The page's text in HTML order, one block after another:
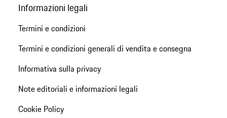
Informazioni legali
Termini e condizioni
Termini e condizioni generali di vendita e consegna
Informativa sulla privacy
Note editoriali e informazioni legali
Cookie Policy